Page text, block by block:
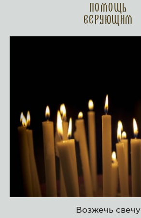
Помощь
верующим
Возжечь свечу